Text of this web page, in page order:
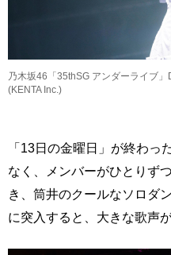
乃木坂46「35thSG アンダーライ
(KENTA Inc.)
「13日の金曜日」が終わっ
なく、メンバーがひとりず
き、筒井のクールなソロダ
に突入すると、大きな歌声